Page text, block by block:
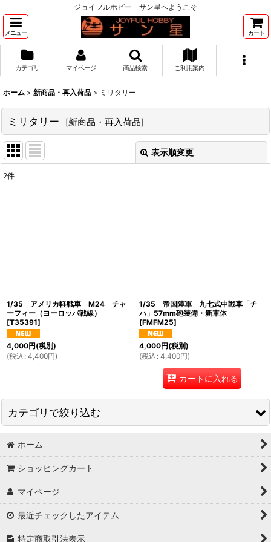
ジョイフルホビー サン星へようこそ
メニュー カート
カテゴリ マイページ 商品検索 ご利用案内
ホーム > 新商品・再入荷品 > ミリタリー
ミリタリー [新商品・再入荷品]
表示順変更
2件
1/35 アメリカ軽戦車 M24 チャ
ーフィー（ヨーロッパ戦線）
[T35391]
4,000円(税別)
(税込 : 4,400円)
1/35 帝国陸軍 九七式中戦車「チ
ハ」57mm砲装備・新車体
[FMFM25]
4,000円(税別)
(税込 : 4,400円)
カートに入れる
カテゴリで絞り込む
ミリタリー (全商品)
タミヤ1/35スケール
タミヤ1/48スケール
ホーム
ショッピングカート
マイページ
最近チェックしたアイテム
特定商取引法表示